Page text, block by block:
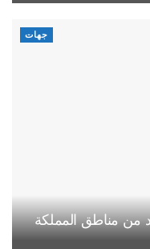
جهات
من مناطق المملكة